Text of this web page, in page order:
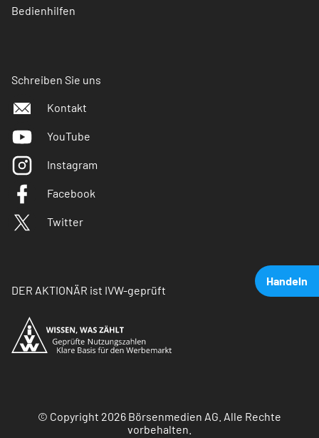
Handeln
Bedienhilfen
Schreiben Sie uns
Kontakt
YouTube
Instagram
Facebook
Twitter
DER AKTIONÄR ist IVW-geprüft
© Copyright 2026 Börsenmedien AG. Alle Rechte
vorbehalten.